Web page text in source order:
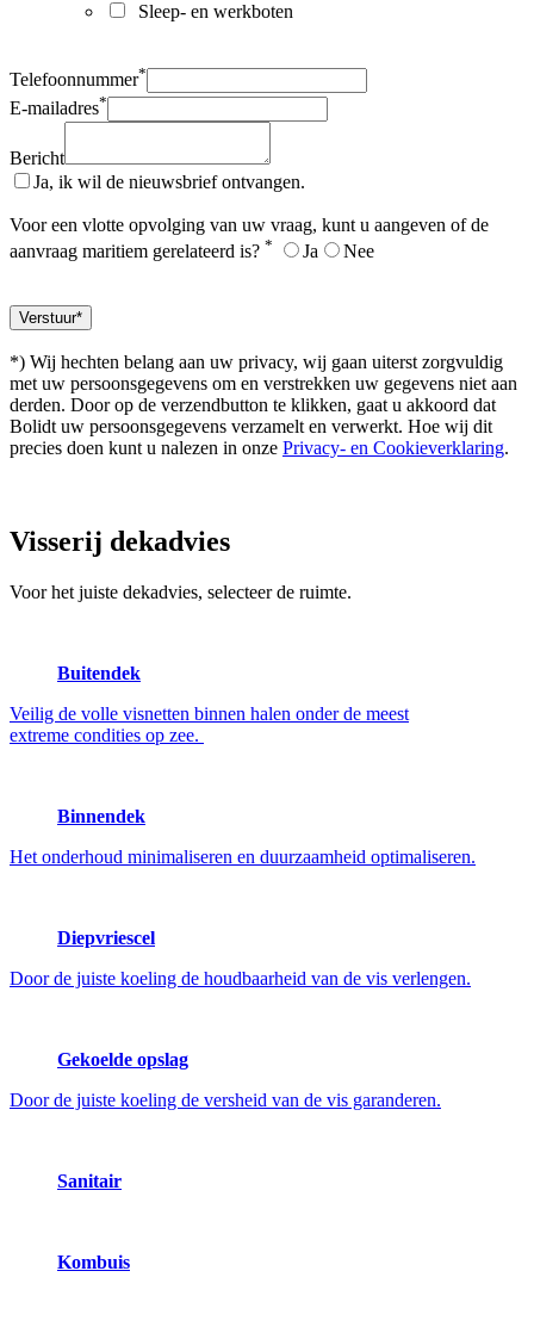
Sleep- en werkboten
Telefoonnummer*
E-mailadres*
Bericht
Ja, ik wil de nieuwsbrief ontvangen.
Voor een vlotte opvolging van uw vraag, kunt u aangeven of de
aanvraag maritiem gerelateerd is? * Ja Nee
*) Wij hechten belang aan uw privacy, wij gaan uiterst zorgvuldig
met uw persoonsgegevens om en verstrekken uw gegevens niet aan
derden. Door op de verzendbutton te klikken, gaat u akkoord dat
Bolidt uw persoonsgegevens verzamelt en verwerkt. Hoe wij dit
precies doen kunt u nalezen in onze Privacy- en Cookieverklaring.
Visserij dekadvies
Voor het juiste dekadvies, selecteer de ruimte.
Buitendek
Veilig de volle visnetten binnen halen onder de meest
extreme condities op zee.
Binnendek
Het onderhoud minimaliseren en duurzaamheid optimaliseren.
Diepvriescel
Door de juiste koeling de houdbaarheid van de vis verlengen.
Gekoelde opslag
Door de juiste koeling de versheid van de vis garanderen.
Sanitair
Kombuis